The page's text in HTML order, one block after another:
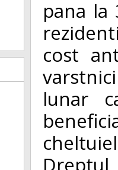
pana la
cost
lunar
Dreptul